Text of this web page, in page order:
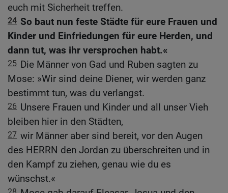
euch mit Sicherheit treffen.
24 So baut nun feste Städte für eure Frauen und
Kinder und Einfriedungen für eure Herden, und
dann tut, was ihr versprochen habt.«
25 Die Männer von Gad und Ruben sagten zu
Mose: »Wir sind deine Diener, wir werden ganz
bestimmt tun, was du verlangst.
26 Unsere Frauen und Kinder und all unser Vieh
bleiben hier in den Städten,
27 wir Männer aber sind bereit, vor den Augen
des HERRN den Jordan zu überschreiten und in
den Kampf zu ziehen, genau wie du es
wünschst.«